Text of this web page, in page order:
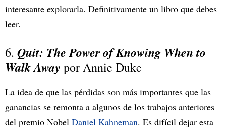
interesante explorarla. Definitivamente un libro que debes
leer.
6. Quit: The Power of Knowing When to
Walk Away por Annie Duke
La idea de que las pérdidas son más importantes que las
ganancias se remonta a algunos de los trabajos anteriores
del premio Nobel Daniel Kahneman. Es difícil dejar esta